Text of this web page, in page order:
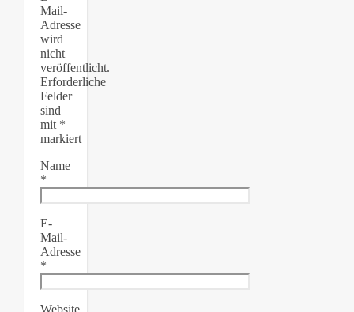
Mail-
Adresse
wird
nicht
veröffentlicht.
Erforderliche
Felder
sind
mit *
markiert
Name
*
E-
Mail-
Adresse
*